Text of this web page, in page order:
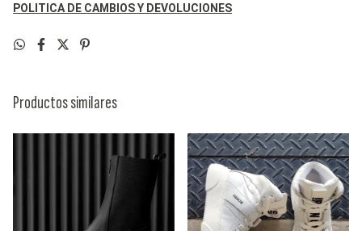
POLITICA DE CAMBIOS Y DEVOLUCIONES
Productos similares